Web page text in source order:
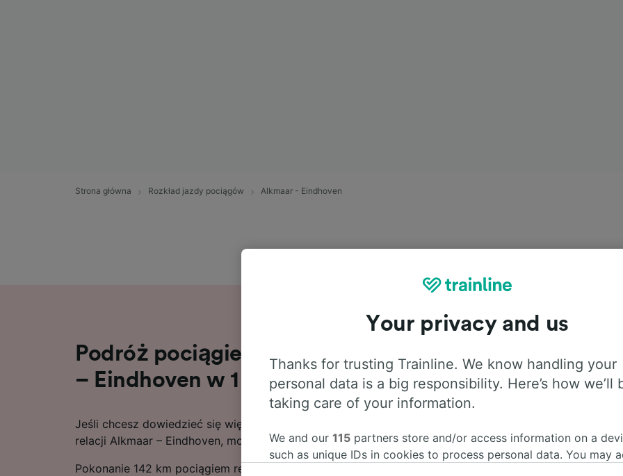
Strona główna Rozkład jazdy pociągów Alkmaar - Eindhoven
Podróż pociągiem na trasie Alkmaar
– Eindhoven w 1 g 57 m
Jeśli chcesz dowiedzieć się więcej na temat podróży pociągiem
relacji Alkmaar – Eindhoven, możesz już zakończyć poszukiwania!
Pokonanie 142 km pociągiem relacji Alkmaar – Eindhoven zajmuje
Your privacy and us
Thanks for trusting Trainline. We know handling your
personal data is a big responsibility. Here’s how we’ll
taking care of your information.
We and our 115 partners store and/or access information on a
such as unique IDs in cookies to process personal data. You may